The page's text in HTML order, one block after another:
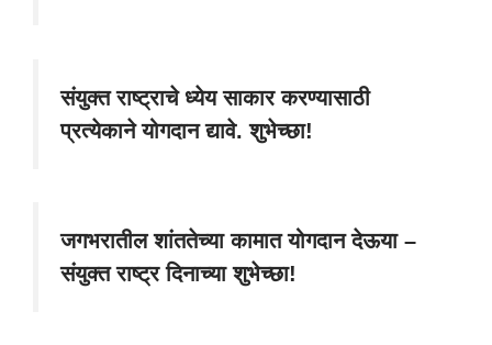
संयुक्त राष्ट्राचे ध्येय साकार करण्यासाठी
प्रत्येकाने योगदान द्यावे. शुभेच्छा!
जगभरातील शांततेच्या कामात योगदान देऊया –
संयुक्त राष्ट्र दिनाच्या शुभेच्छा!